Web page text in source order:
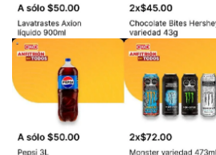
PUBLICIDAD